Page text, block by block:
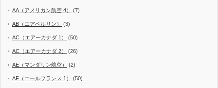
AA（アメリカン航空 4） (7)
AB（エアベルリン） (3)
AC（エアーカナダ 1） (50)
AC（エアーカナダ 2） (26)
AE（マンダリン航空） (2)
AF（エールフランス 1） (50)